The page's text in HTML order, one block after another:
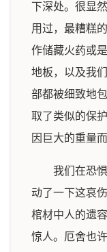
下深处。很显
用过，最糟糕
作储藏火药或
地板，以及我
部都被细致地
取了类似的保
因巨大的重量
我们在恐
动了一下这哀
棺材中人的遗
惊人。厄舍也